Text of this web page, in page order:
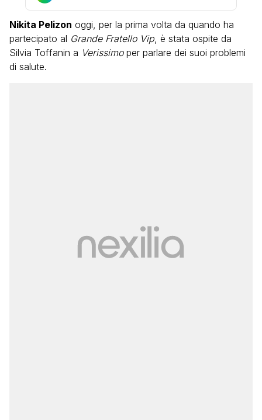
Nikita Pelizon oggi, per la prima volta da quando ha
partecipato al Grande Fratello Vip, è stata ospite da
Silvia Toffanin a Verissimoper parlare dei suoi problemi
di salute.